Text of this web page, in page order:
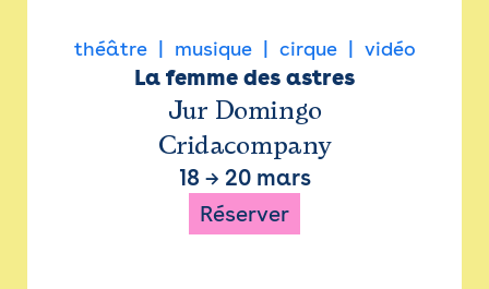
théâtre musique cirque vidéo
La femme des astres
Jur Domingo
Cridacompany
18 → 20 mars
Réserver